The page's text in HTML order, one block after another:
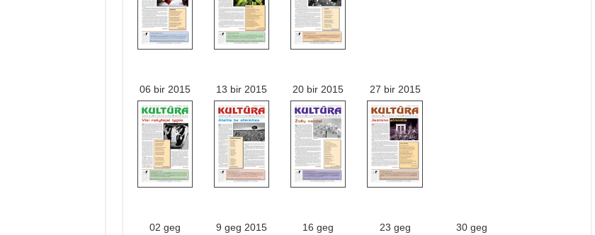
06 bir 2015 13 bir 2015 20 bir 2015 27 bir 2015
02 geg
9 geg 2015
16 geg
23 geg
30 geg